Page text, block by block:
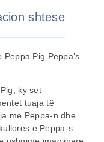
shtese
Pig Peppa’s
ky set
tuaja të
me Peppa-n dhe
e Peppa-s